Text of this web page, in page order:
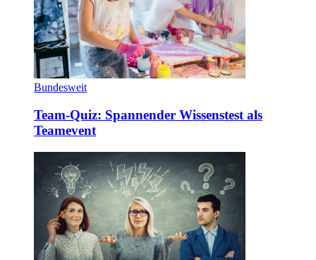
Bundesweit
Team-Quiz: Spannender Wissenstest als
Teamevent